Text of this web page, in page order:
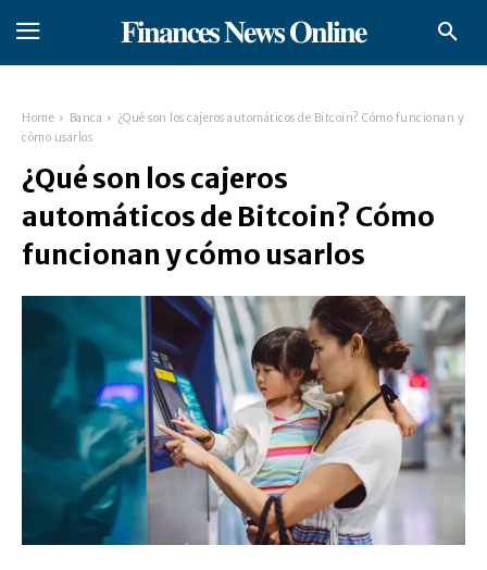
𝐅𝐢𝐧𝐚𝐧𝐜𝐞𝐬 𝐍𝐞𝐰𝐬 𝐎𝐧𝐥𝐢𝐧𝐞
Home Banca
¿Qué son los cajeros automáticos de Bitcoin? Cómo funcionan y
cómo usarlos
¿Qué son los cajeros
automáticos de Bitcoin? Cómo
funcionan y cómo usarlos